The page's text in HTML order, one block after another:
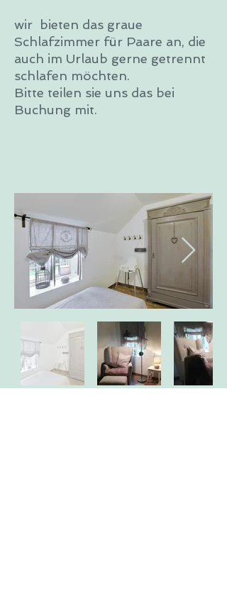
wir bieten das graue
Schlafzimmer für Paare an, die
auch im Urlaub gerne getrennt
schlafen möchten.
Bitte teilen sie uns das bei
Buchung mit.